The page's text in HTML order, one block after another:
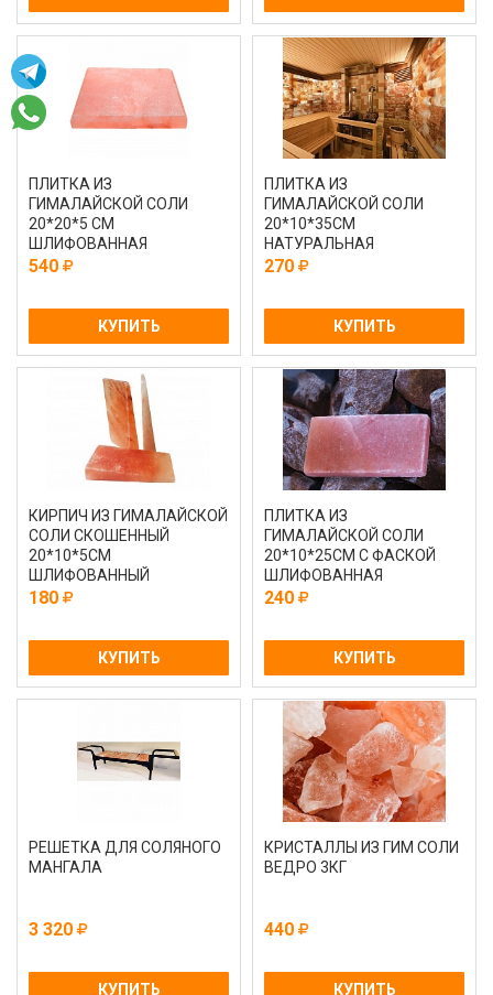
ПЛИТКА ИЗ
ГИМАЛАЙСКОЙ СОЛИ
20*20*5 СМ
ШЛИФОВАННАЯ
540
КУПИТЬ
ПЛИТКА ИЗ
ГИМАЛАЙСКОЙ СОЛИ
20*10*35СМ
НАТУРАЛЬНАЯ
270
КУПИТЬ
КИРПИЧ ИЗ ГИМАЛАЙСКОЙ
СОЛИ СКОШЕННЫЙ
20*10*5СМ
ШЛИФОВАННЫЙ
180
КУПИТЬ
ПЛИТКА ИЗ
ГИМАЛАЙСКОЙ СОЛИ
20*10*25СМ С ФАСКОЙ
ШЛИФОВАННАЯ
240
КУПИТЬ
РЕШЕТКА ДЛЯ СОЛЯНОГО
МАНГАЛА
3 320
КУПИТЬ
КРИСТАЛЛЫ ИЗ ГИМ СОЛИ
ВЕДРО 3КГ
440
КУПИТЬ